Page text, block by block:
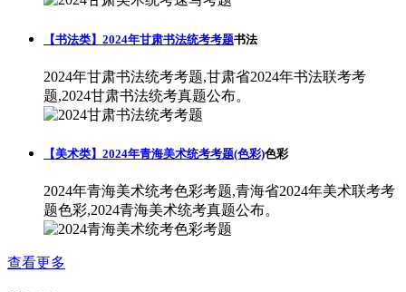
【书法类】2024年甘肃书法统考考题书法
2024年甘肃书法统考考题,甘肃省2024年书法联考考
题,2024甘肃书法统考真题公布。
【美术类】2024年青海美术统考考题(色彩)色彩
2024年青海美术统考色彩考题,青海省2024年美术联考考
题色彩,2024青海美术统考真题公布。
查看更多